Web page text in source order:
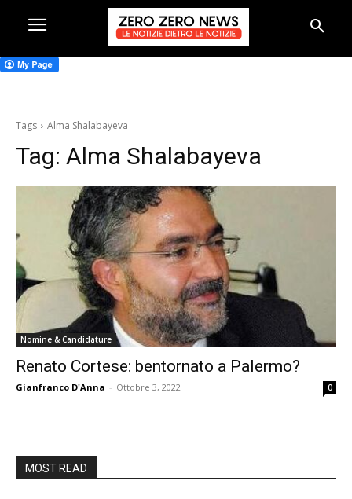
Tags Alma Shalabayeva
Tag: Alma Shalabayeva
Nomine & Candidature
Renato Cortese: bentornato a Palermo?
Gianfranco D'Anna - Ottobre 3, 2022 0
MOST READ